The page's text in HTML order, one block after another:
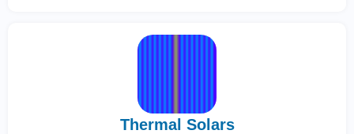
Thermal Solars